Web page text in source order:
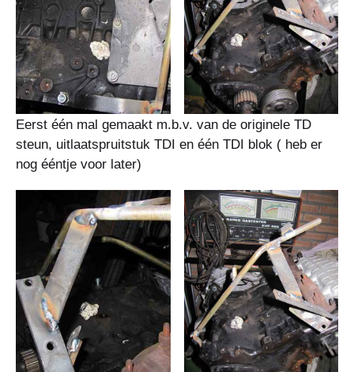
Eerst één mal gemaakt m.b.v. van de originele TD
steun, uitlaatspruitstuk TDI en één TDI blok ( heb er
nog ééntje voor later)